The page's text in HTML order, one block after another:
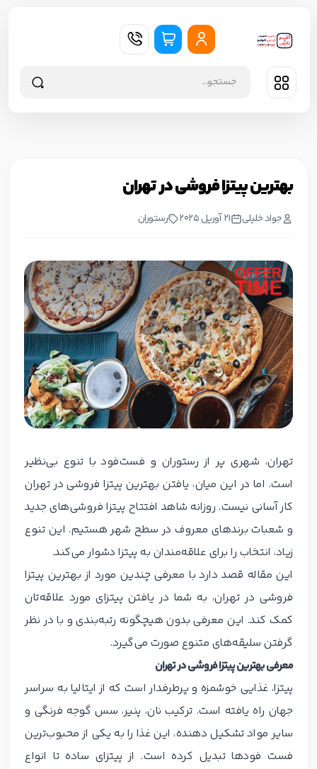
بهترین پیتزا فروشی در تهران
جواد خليلي 21 آوریل 2025 رستوران
تهران، شهری پر از رستوران و فست‌فود با تنوع بی‌نظیر
است. اما در این میان، یافتن بهترین پیتزا فروشی در تهران
کار آسانی نیست. روزانه شاهد افتتاح پیتزا فروشی‌های جدید
و شعبات برندهای معروف در سطح شهر هستیم. این تنوع
زیاد، انتخاب را برای علاقه‌مندان به پیتزا دشوار می‌کند.
این مقاله قصد دارد با معرفی چندین مورد از بهترین پیتزا
فروشی در تهران، به شما در یافتن پیتزای مورد علاقه‌تان
کمک کند. این معرفی بدون هیچگونه رتبه‌بندی و با در نظر
گرفتن سلیقه‌های متنوع صورت می‌گیرد.
معرفی بهترین پیتزا فروشی در تهران
پیتزا، غذایی خوشمزه و پرطرفدار است که از ایتالیا به سراسر
جهان راه یافته است. ترکیب نان، پنیر، سس گوجه فرنگی و
سایر مواد تشکیل دهنده، این غذا را به یکی از محبوب‌ترین
فست فودها تبدیل کرده است. از پیتزای ساده تا انواع